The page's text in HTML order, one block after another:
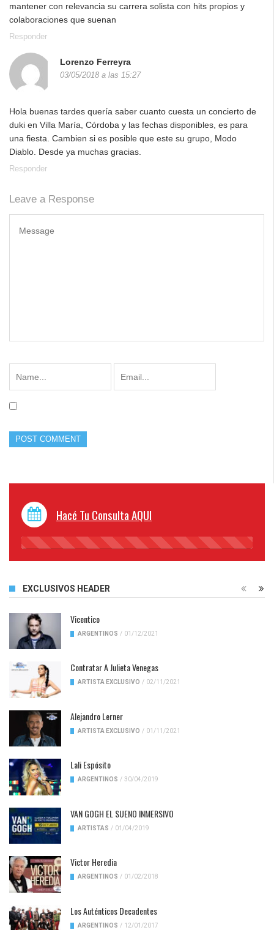
mantener con relevancia su carrera solista con hits propios y
colaboraciones que suenan
Responder
Lorenzo Ferreyra
03/05/2018 a las 15:27
Hola buenas tardes quería saber cuanto cuesta un concierto de
duki en Villa María, Córdoba y las fechas disponibles, es para
una fiesta. Cambien si es posible que este su grupo, Modo
Diablo. Desde ya muchas gracias.
Responder
Leave a Response
Hacé Tu Consulta AQUI
45%
EXCLUSIVOS HEADER
Vicentico
ARGENTINOS / 01/12/2021
Contratar A Julieta Venegas
ARTISTA EXCLUSIVO / 02/11/2021
Alejandro Lerner
ARTISTA EXCLUSIVO / 01/11/2021
Lali Espósito
ARGENTINOS / 30/04/2019
VAN GOGH EL SUENO INMERSIVO
ARTISTAS / 01/04/2019
Victor Heredia
ARGENTINOS / 01/02/2018
Los Auténticos Decadentes
ARGENTINOS / 12/01/2017